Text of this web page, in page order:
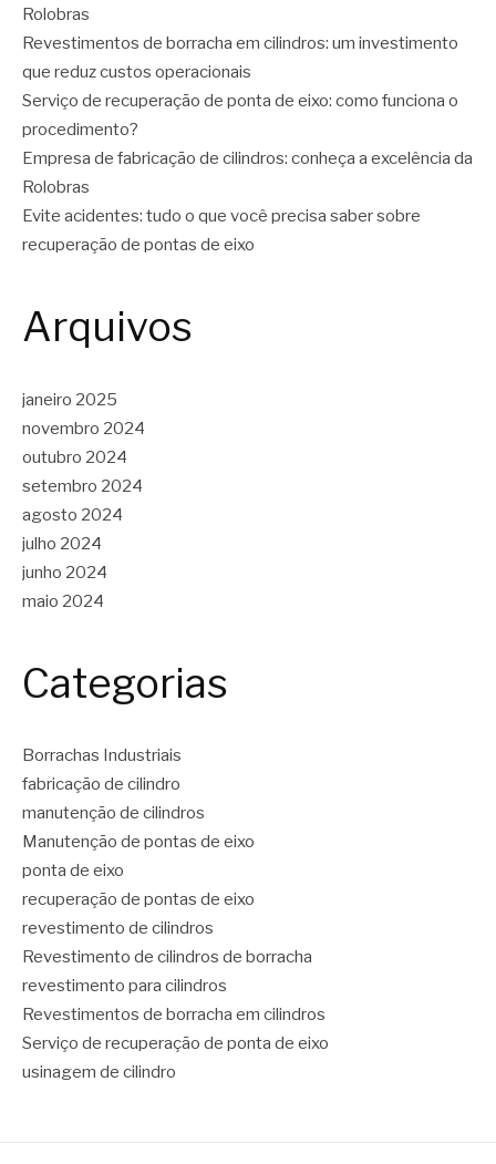
Rolobras
Revestimentos de borracha em cilindros: um investimento
que reduz custos operacionais
Serviço de recuperação de ponta de eixo: como funciona o
procedimento?
Empresa de fabricação de cilindros: conheça a excelência da
Rolobras
Evite acidentes: tudo o que você precisa saber sobre
recuperação de pontas de eixo
Arquivos
janeiro 2025
novembro 2024
outubro 2024
setembro 2024
agosto 2024
julho 2024
junho 2024
maio 2024
Categorias
Borrachas Industriais
fabricação de cilindro
manutenção de cilindros
Manutenção de pontas de eixo
ponta de eixo
recuperação de pontas de eixo
revestimento de cilindros
Revestimento de cilindros de borracha
revestimento para cilindros
Revestimentos de borracha em cilindros
Serviço de recuperação de ponta de eixo
usinagem de cilindro